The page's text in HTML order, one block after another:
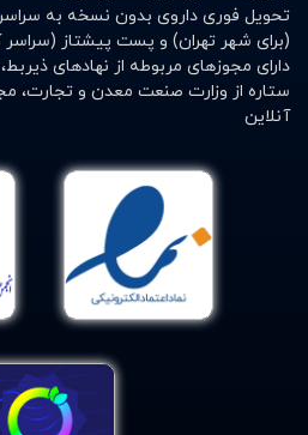
تحویل فوری داروی بدون نسخه به
(برای شهر تهران) و پست پیشتاز
دارای مجوزهای مربوطه از نهادهای
ستاره از وزارت صنعت معدن و تجارت،
آنلاین